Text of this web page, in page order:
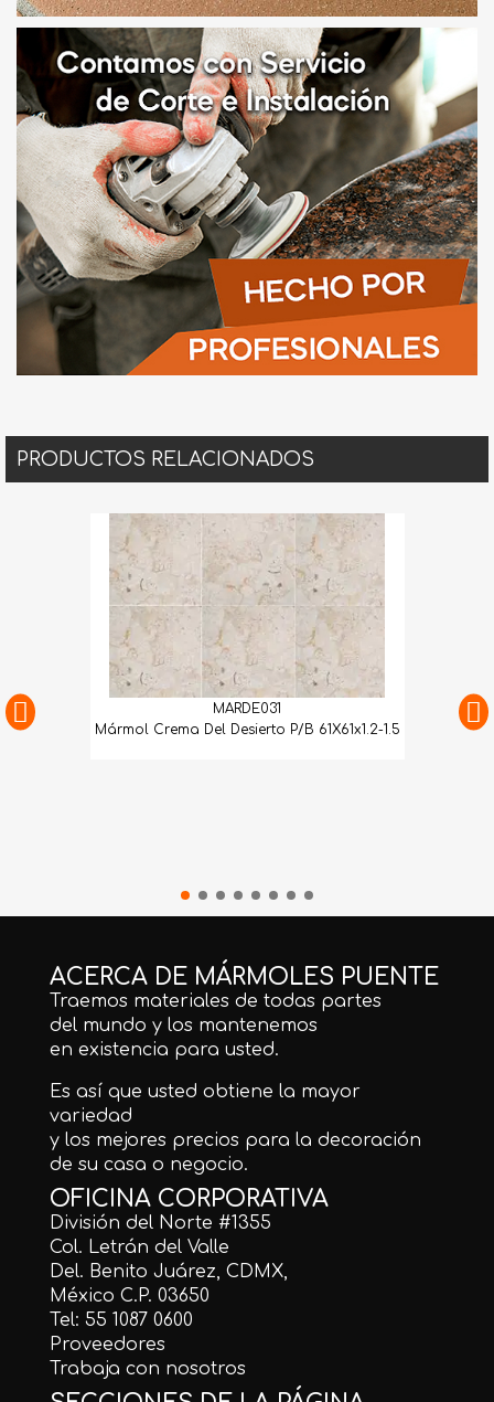
PRODUCTOS RELACIONADOS
MARDE031
Mármol Crema Del Desierto P/B 61X61x1.2-1.5
ACERCA DE MÁRMOLES PUENTE
Traemos materiales de todas partes
del mundo y los mantenemos
en existencia para usted.
Es así que usted obtiene la mayor
variedad
y los mejores precios para la decoración
de su casa o negocio.
OFICINA CORPORATIVA
División del Norte #1355
Col. Letrán del Valle
Del. Benito Juárez, CDMX,
México C.P. 03650
Tel: 55 1087 0600
Proveedores
Trabaja con nosotros